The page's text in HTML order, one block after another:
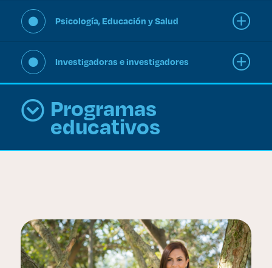
Sustentabilidad
Psicología, Educación y Salud
Investigadoras e investigadores
Programas
educativos